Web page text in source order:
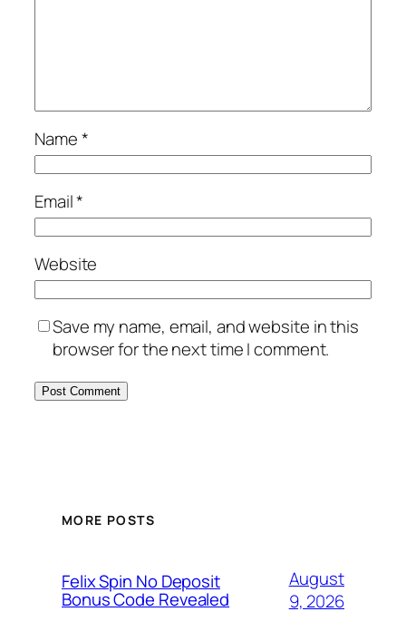
Name*
Email*
Website
Save my name, email, and website in this
browser for the next time I comment.
MORE POSTS
Felix Spin No Deposit
Bonus Code Revealed
August
9, 2026